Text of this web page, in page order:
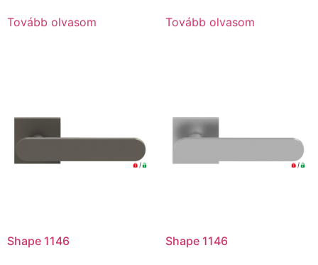
Tovább olvasom Tovább olvasom
Shape 1146 Shape 1146